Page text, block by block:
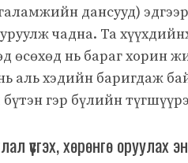
дансууд)
чадна. Та
өсөхөд нь бараг хорин
аль хэдийн баригдаж
бүтэн гэр бүлийн
үүсгэх, хөрөнгө оруулах